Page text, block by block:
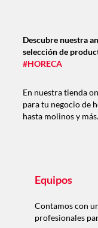
Descubre nuestra
selección de
#HORECA
En nuestra tienda
para tu negocio de
hasta molinos y más.
Equipos
Contamos con
profesionales